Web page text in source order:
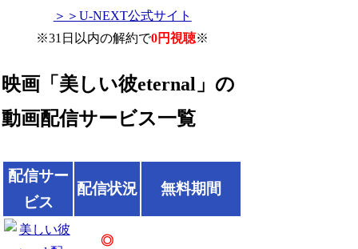
＞＞U-NEXT公式サイト
※31日以内の解約で0円視聴※
映画「美しい彼eternal」の
動画配信サービス一覧
配信サー
ビス
配信状況 無料期間
◎